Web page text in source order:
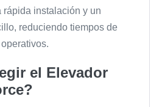
rápida instalación y un
reduciendo tiempos de
el Elevador